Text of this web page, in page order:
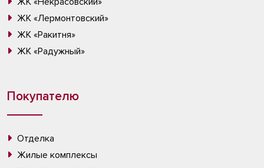
ЖК «Лермонтовский»
ЖК «Ракитня»
ЖК «Радужный»
Покупателю
Отделка
Жилые комплексы